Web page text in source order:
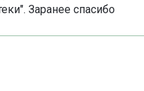
Заранее спасибо